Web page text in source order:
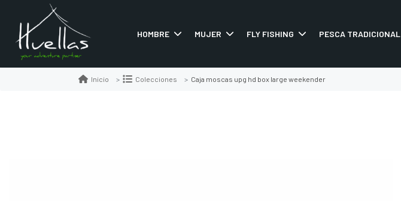
HOMBRE MUJER FLY FISHING PESCA TRADICIONAL
Inicio Colecciones Caja moscas upg hd box large weekender